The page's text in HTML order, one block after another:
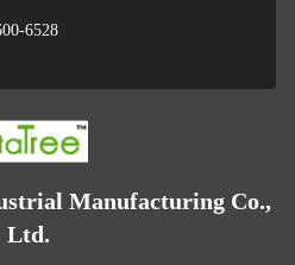
6528
Manufacturing Co.,
Ltd.